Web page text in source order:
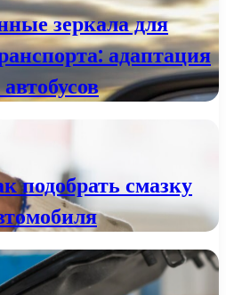
зеркала для
адаптация
смазку